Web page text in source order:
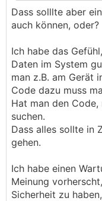
Dass solllte aber
auch können, oder?
Ich habe das
Daten im System
man z.B. am Gerät
Code dazu muss
Hat man den
suchen.
Dass alles sollte in
gehen.
Ich habe einen
Meinung
Sicherheit zu